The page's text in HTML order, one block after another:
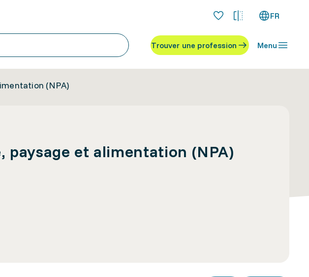
FR
Trouver une profession Menu
(NPA)
et alimentation (NPA)